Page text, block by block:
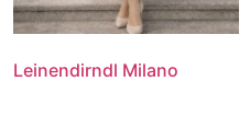
Leinendirndl Milano